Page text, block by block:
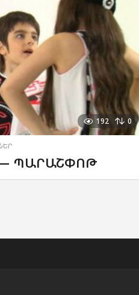
192 0
ՊԱՐԱՇՓՈԹ